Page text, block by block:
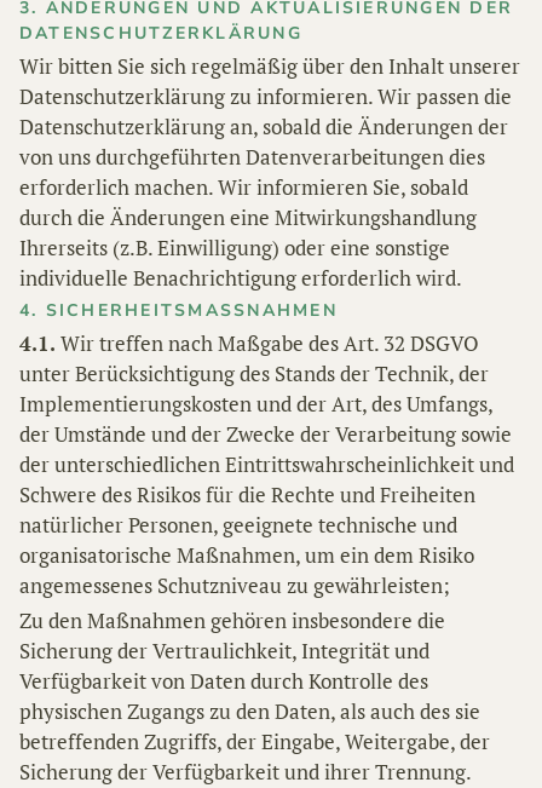
3. ÄNDERUNGEN UND AKTUALISIERUNGEN DER
DATENSCHUTZERKLÄRUNG
Wir bitten Sie sich regelmäßig über den Inhalt unserer
Datenschutzerklärung zu informieren. Wir passen die
Datenschutzerklärung an, sobald die Änderungen der
von uns durchgeführten Datenverarbeitungen dies
erforderlich machen. Wir informieren Sie, sobald
durch die Änderungen eine Mitwirkungshandlung
Ihrerseits (z.B. Einwilligung) oder eine sonstige
individuelle Benachrichtigung erforderlich wird.
4. SICHERHEITSMASSNAHMEN
4.1. Wir treffen nach Maßgabe des Art. 32 DSGVO
unter Berücksichtigung des Stands der Technik, der
Implementierungskosten und der Art, des Umfangs,
der Umstände und der Zwecke der Verarbeitung sowie
der unterschiedlichen Eintrittswahrscheinlichkeit und
Schwere des Risikos für die Rechte und Freiheiten
natürlicher Personen, geeignete technische und
organisatorische Maßnahmen, um ein dem Risiko
angemessenes Schutzniveau zu gewährleisten;
Zu den Maßnahmen gehören insbesondere die
Sicherung der Vertraulichkeit, Integrität und
Verfügbarkeit von Daten durch Kontrolle des
physischen Zugangs zu den Daten, als auch des sie
betreffenden Zugriffs, der Eingabe, Weitergabe, der
Sicherung der Verfügbarkeit und ihrer Trennung.